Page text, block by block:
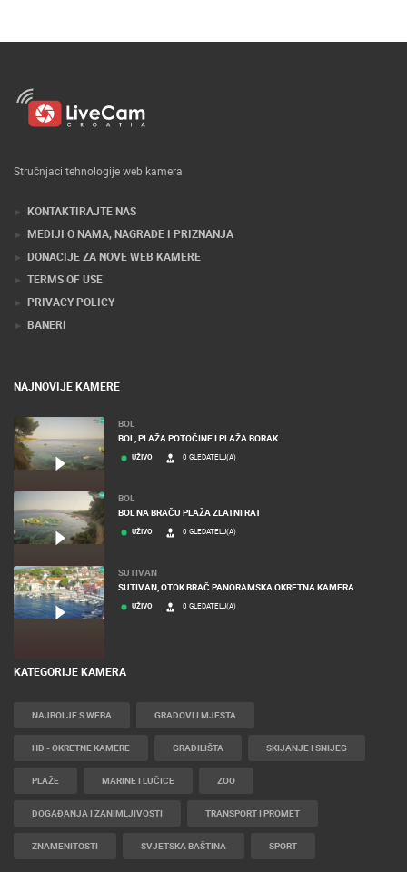
Stručnjaci tehnologije web kamera
KONTAKTIRAJTE NAS
MEDIJI O NAMA, NAGRADE I PRIZNANJA
DONACIJE ZA NOVE WEB KAMERE
TERMS OF USE
PRIVACY POLICY
BANERI
NAJNOVIJE KAMERE
BOL
BOL, PLAŽA POTOČINE I PLAŽA BORAK
UŽIVO 0 GLEDATELJ(A)
BOL
BOL NA BRAČU PLAŽA ZLATNI RAT
UŽIVO 0 GLEDATELJ(A)
SUTIVAN
SUTIVAN, OTOK BRAČ PANORAMSKA OKRETNA KAMERA
UŽIVO 0 GLEDATELJ(A)
KATEGORIJE KAMERA
NAJBOLJE S WEBA GRADOVI I MJESTA
HD - OKRETNE KAMERE GRADILIŠTA SKIJANJE I SNIJEG
PLAŽE MARINE I LUČICE ZOO
DOGAĐANJA I ZANIMLJIVOSTI TRANSPORT I PROMET
ZNAMENITOSTI SVJETSKA BAŠTINA SPORT